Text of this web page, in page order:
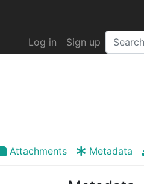
Log in Sign up
Attachments Metadata